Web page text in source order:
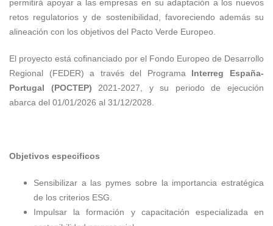
permitirá apoyar a las empresas en su adaptación a los nuevos
retos regulatorios y de sostenibilidad, favoreciendo además su
alineación con los objetivos del Pacto Verde Europeo.
El proyecto está cofinanciado por el Fondo Europeo de Desarrollo
Regional (FEDER) a través del Programa Interreg España-
Portugal (POCTEP) 2021-2027, y su periodo de ejecución
abarca del 01/01/2026 al 31/12/2028.
Objetivos especificos
Sensibilizar a las pymes sobre la importancia estratégica
de los criterios ESG.
Impulsar la formación y capacitación especializada en